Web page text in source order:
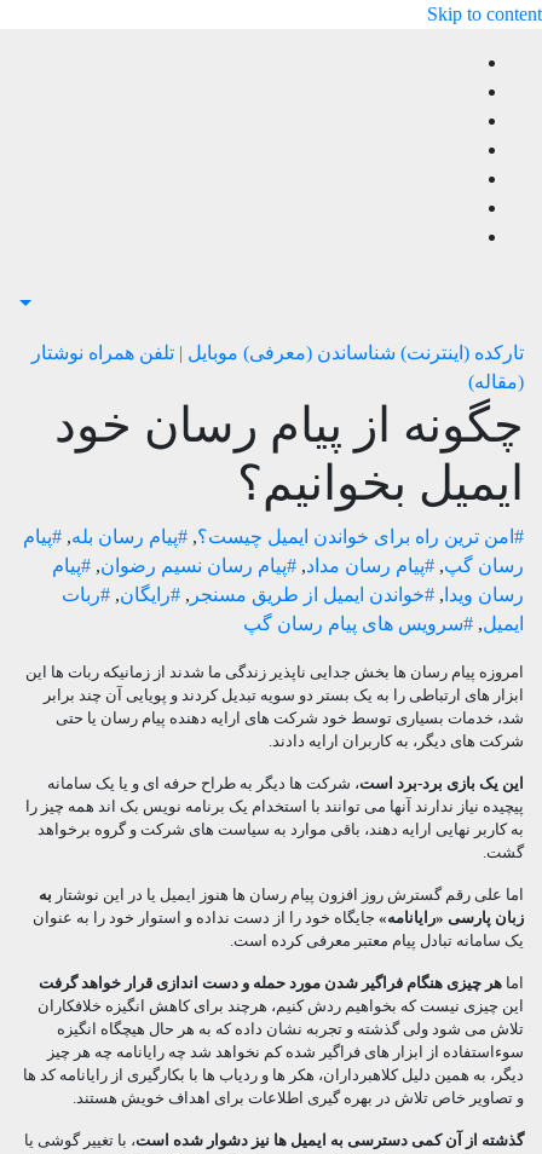
Skip to content
تارکده (اینترنت) شناساندن (معرفی) موبایل | تلفن همراه نوشتار
(مقاله)
چگونه از پیام رسان خود
ایمیل بخوانیم؟
#امن ترین راه برای خواندن ایمیل چیست؟, #پیام رسان بله, #پیام
رسان گپ, #پیام رسان مداد, #پیام رسان نسیم رضوان, #پیام
رسان ویدا , #خواندن ایمیل از طریق مسنجر , #رایگان, #ربات
ایمیل, #سرویس های پیام رسان گپ
امروزه پیام رسان ها بخش جدایی ناپذیر زندگی ما شدند از زمانیکه ربات ها این
ابزار های ارتباطی را به یک بستر دو سویه تبدیل کردند و پویایی آن چند برابر
شد، خدمات بسیاری توسط خود شرکت های ارایه دهنده پیام رسان یا حتی
شرکت های دیگر، به کاربران ارایه دادند.
این یک بازی برد-برد است، شرکت ها دیگر به طراح حرفه ای و یا یک سامانه
پیچیده نیاز ندارند آنها می توانند با استخدام یک برنامه نویس بک اند همه چیز را
به کاربر نهایی ارایه دهند، باقی موارد به سیاست های شرکت و گروه برخواهد
گشت.
اما علی رقم گسترش روز افزون پیام رسان ها هنوز ایمیل یا در این نوشتار به
زبان پارسی «رایانامه» جایگاه خود را از دست نداده و استوار خود را به عنوان
یک سامانه تبادل پیام معتبر معرفی کرده است.
اما هر چیزی هنگام فراگیر شدن مورد حمله و دست اندازی قرار خواهد گرفت
این چیزی نیست که بخواهیم ردش کنیم، هرچند برای کاهش انگیزه خلافکاران
تلاش می شود ولی گذشته و تجربه نشان داده که به هر حال هیچگاه انگیزه
سوءاستفاده از ابزار های فراگیر شده کم نخواهد شد چه رایانامه چه هر چیز
دیگر، به همین دلیل کلاهبرداران، هکر ها و ردیاب ها با بکارگیری از رایانامه کد ها
و تصاویر خاص تلاش در بهره گیری اطلاعات برای اهداف خویش هستند.
گذشته از آن کمی دسترسی به ایمیل ها نیز دشوار شده است، با تغییر گوشی یا